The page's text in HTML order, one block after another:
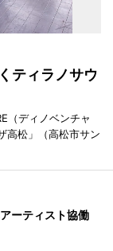
ティラノサウ
（ディノベンチャ
高松」（高松市サン
ーティスト協働